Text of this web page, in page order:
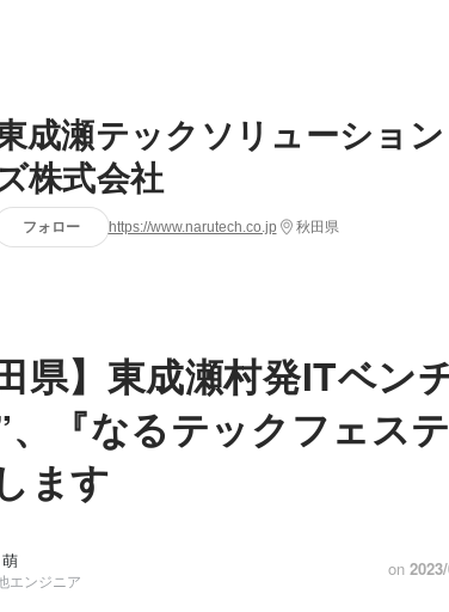
成瀬テックソリューション
株式会社
フォロー https://www.narutech.co.jp 秋田県
田県】東成瀬村発ITベン
、『なるテックフェス
ます
エンジニア
on